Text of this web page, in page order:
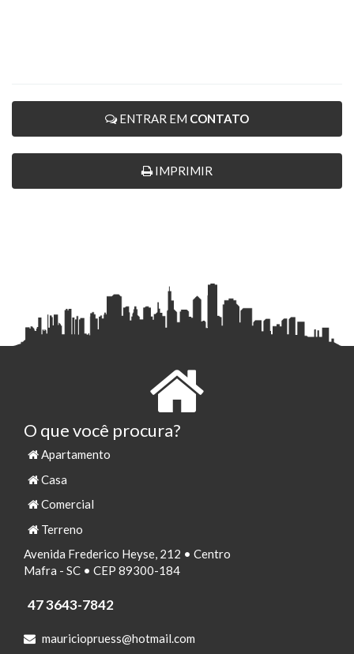
ENTRAR EM CONTATO
IMPRIMIR
O que você procura?
Apartamento
Casa
Comercial
Terreno
Avenida Frederico Heyse, 212 • Centro
Mafra - SC • CEP 89300-184
47 3643-7842
mauriciopruess@hotmail.com